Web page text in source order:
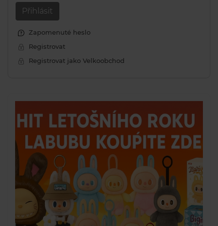
Přihlásit
Zapomenuté heslo
Registrovat
Registrovat jako Velkoobchod